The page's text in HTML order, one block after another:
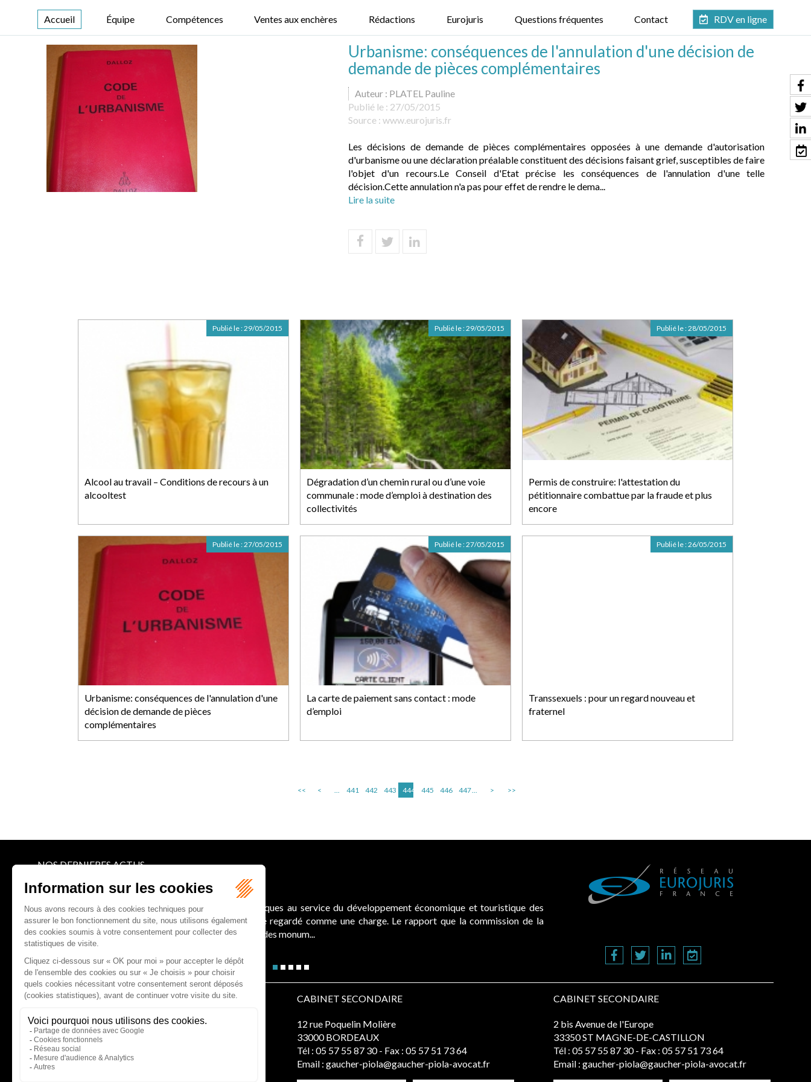
Accueil Équipe Compétences Ventes aux enchères Rédactions Eurojuris Questions fréquentes Contact RDV en ligne
Urbanisme: conséquences de l'annulation d'une décision de
demande de pièces complémentaires
Auteur : PLATEL Pauline
Publié le : 27/05/2015
Source : www.eurojuris.fr
Les décisions de demande de pièces complémentaires opposées à une demande d'autorisation
d'urbanisme ou une déclaration préalable constituent des décisions faisant grief, susceptibles de faire
l'objet d'un recours.Le Conseil d'Etat précise les conséquences de l'annulation d'une telle
décision.Cette annulation n'a pas pour effet de rendre le dema...
Lire la suite
Alcool au travail – Conditions de recours à un
alcooltest
Publié le :29/05/2015
Dégradation d’un chemin rural ou d’une voie
communale : mode d’emploi à destination des
collectivités
Publié le :29/05/2015
Permis de construire: l'attestation du
pétitionnaire combattue par la fraude et plus
encore
Publié le :28/05/2015
Urbanisme: conséquences de l'annulation d'une
décision de demande de pièces
complémentaires
Publié le :27/05/2015
La carte de paiement sans contact : mode
d’emploi
Publié le :27/05/2015
Transsexuels : pour un regard nouveau et
fraternel
Publié le :26/05/2015
<< < ... 441 442 443 444 445 446 447... > >>
NOS DERNIERES ACTUS
Le joug léger des monuments historiques
Pour une gestion patrimoniale des monuments historiques au service du développement économique et touristique des
collectivités Le monument historique a longtemps été regardé comme une charge. Le rapport que la commission de la
culture du Sénat a consacré, en juillet 2026, à la gestion des monum...
CABINET D'AVOCATS GAUCHER-PIOLA
20 avenue Galliéni - 33500 LIBOURNE
Tél :05 57 55 87 30 - Fax : 05 57 51 73 64
Email :gaucher-piola@gaucher-piola-avocat.fr
CABINET SECONDAIRE
12 rue Poquelin Molière
33000 BORDEAUX
Tél : 05 57 55 87 30 - Fax : 05 57 51 73 64
Email : gaucher-piola@gaucher-piola-avocat.fr
CABINET SECONDAIRE
2 bis Avenue de l'Europe
33350 ST MAGNE-DE-CASTILLON
Tél : 05 57 55 87 30 - Fax : 05 57 51 73 64
Email : gaucher-piola@gaucher-piola-avocat.fr